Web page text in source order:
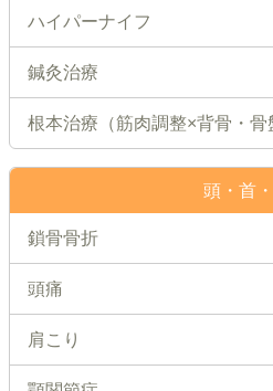
ハイパーナイフ
鍼灸治療
根本治療（筋肉調整×背骨・骨
頭・首
鎖骨骨折
頭痛
肩こり